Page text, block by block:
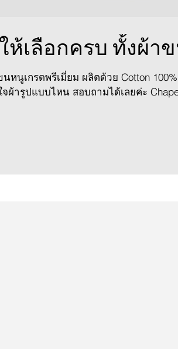
ห้เลือกครบ ทั้งผ้าข
นหนูเกรดพรีเมี่ยม ผลิตด้วย Cotton
จผ้ารูปแบบไหน สอบถามได้เลยค่ะ